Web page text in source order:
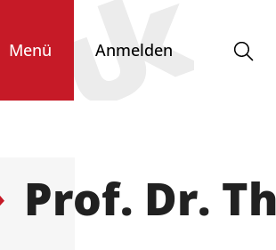
Menü Anmelden
Prof. Dr.